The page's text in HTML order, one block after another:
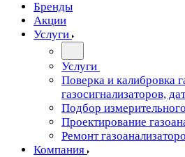
Бренды
Акции
Услуги
Услуги
Поверка и калибровка
газосигнализаторов,
Подбор
Проектирование
Ремонт
Компания